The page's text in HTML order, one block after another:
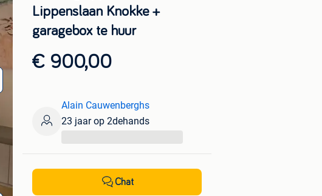
Lippenslaan Knokke +
garagebox te huur
€ 900,00
Alain Cauwenberghs
23 jaar op 2dehands
Chat